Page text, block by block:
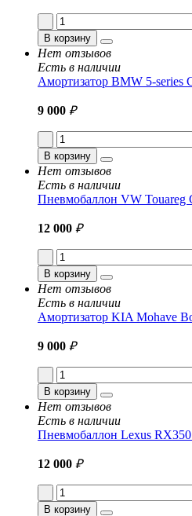
В корзину
Нет отзывов
Есть в наличии
Амортизатор BMW 5-series
9 000 ₽
В корзину
Нет отзывов
Есть в наличии
Пневмобаллон VW Touareg
12 000 ₽
В корзину
Нет отзывов
Есть в наличии
Амортизатор KIA Mohave
9 000 ₽
В корзину
Нет отзывов
Есть в наличии
Пневмобаллон Lexus
12 000 ₽
В корзину